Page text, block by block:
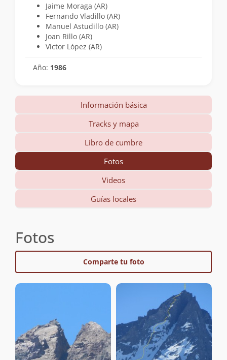
Jaime Moraga (AR)
Fernando Vladillo (AR)
Manuel Astudillo (AR)
Joan Rillo (AR)
Víctor López (AR)
Año: 1986
Información básica
Tracks y mapa
Libro de cumbre
Fotos
Videos
Guías locales
Fotos
Comparte tu foto